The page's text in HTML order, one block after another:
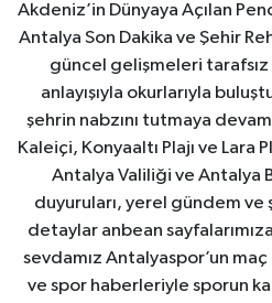
Akdeniz’in Dünyaya Açılan
Antalya Son Dakika ve Şehir
güncel gelişmeleri tarafsız
anlayışıyla okurlarıyla
şehrin nabzını tutmaya
Kaleiçi, Konyaaltı Plajı ve Lara
Antalya Valiliği ve Antalya
duyuruları, yerel gündem ve
detaylar anbean sayfalarımıza
sevdamız Antalyaspor’un
ve spor haberleriyle sporun